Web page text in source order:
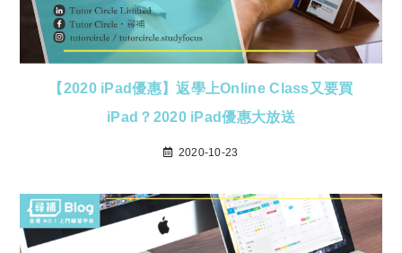
【2020 iPad優惠】返學上Online Class又要買
iPad？2020 iPad優惠大放送
2020-10-23